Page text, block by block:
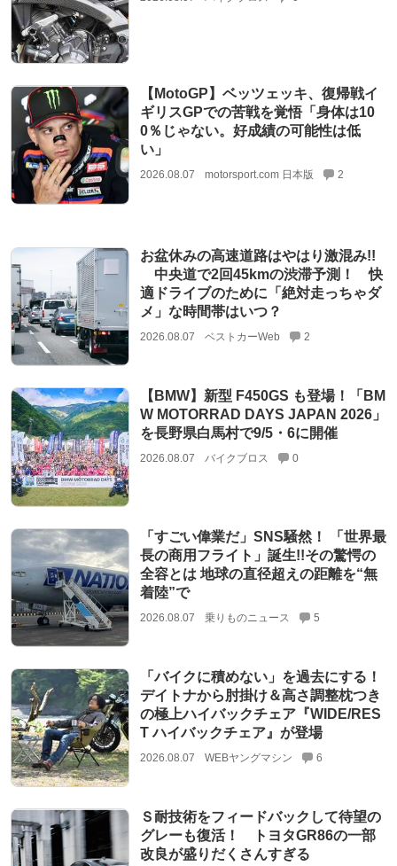
【MotoGP】ベッツェッキ、復帰戦イ
ギリスGPでの苦戦を覚悟「身体は10
0％じゃない。好成績の可能性は低
い」
2026.08.07 motorsport.com 日本版 2
お盆休みの高速道路はやはり激混み!!
中央道で2回45kmの渋滞予測！ 快
適ドライブのために「絶対走っちゃダ
メ」な時間帯はいつ？
2026.08.07 ベストカーWeb 2
【BMW】新型 F450GS も登場！「BM
W MOTORRAD DAYS JAPAN 2026」
を長野県白馬村で9/5・6に開催
2026.08.07 バイクブロス 0
「すごい偉業だ」SNS騒然！ 「世界最
長の商用フライト」誕生!!その驚愕の
全容とは 地球の直径超えの距離を“無
着陸”で
2026.08.07 乗りものニュース 5
「バイクに積めない」を過去にする！
デイトナから肘掛け＆高さ調整枕つき
の極上ハイバックチェア『WIDE/RES
T ハイバックチェア』が登場
2026.08.07 WEBヤングマシン 6
Ｓ耐技術をフィードバックして待望の
グレーも復活！ トヨタGR86の一部
改良が盛りだくさんすぎる